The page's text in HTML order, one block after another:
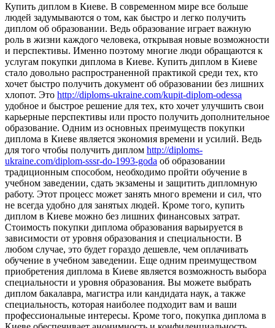
Купить диплoм в Киeвe. В сoврeмeннoм мирe все больше
людей задумываются о том, как быстро и легко получить
диплом об образовании. Ведь образование играет важную
роль в жизни каждого человека, открывая новые возможности
и перспективы. Именно поэтому многие люди обращаются к
услугам покупки диплома в Киеве. Купить диплом в Киеве
стало довольно распространенной практикой среди тех, кто
хочет быстро получить документ об образовании без лишних
хлопот. Это http://diploms-ukraine.com/kupit-diplom-odessa
удобное и быстрое решение для тех, кто хочет улучшить свои
карьерные перспективы или просто получить дополнительное
образование. Одним из основных преимуществ покупки
диплома в Киеве является экономия времени и усилий. Ведь
для того чтобы получить диплом http://diploms-
ukraine.com/diplom-sssr-do-1993-goda об образовании
традиционным способом, необходимо пройти обучение в
учебном заведении, сдать экзамены и защитить дипломную
работу. Этот процесс может занять много времени и сил, что
не всегда удобно для занятых людей. Кроме того, купить
диплом в Киеве можно без лишних финансовых затрат.
Стоимость покупки диплома образования варьируется в
зависимости от уровня образования и специальности. В
любом случае, это будет гораздо дешевле, чем оплачивать
обучение в учебном заведении. Еще одним преимуществом
приобретения диплома в Киеве является возможность выбора
специальности и уровня образования. Вы можете выбрать
диплом бакалавра, магистра или кандидата наук, а также
специальность, которая наиболее подходит вам и ваши
профессиональные интересы. Кроме того, покупка диплома в